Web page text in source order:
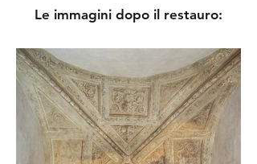
Le immagini dopo il restauro: